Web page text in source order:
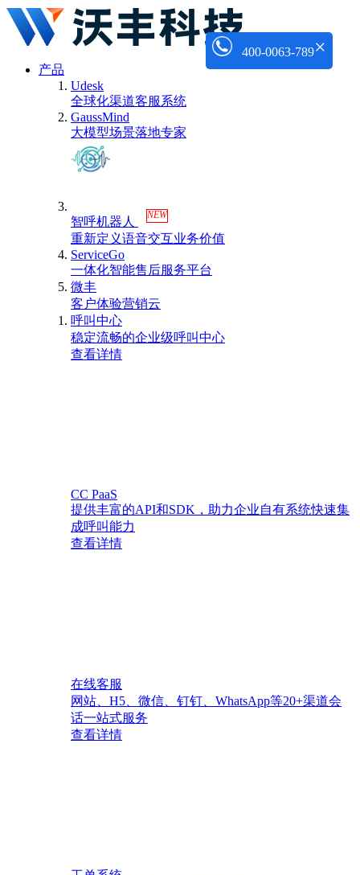
产品
Udesk
全球化渠道客服系统
GaussMind
大模型场景落地专家
智呼机器人 NEW
重新定义语音交互业务价值
ServiceGo
一体化智能售后服务平台
微丰
客户体验营销云
呼叫中心
稳定流畅的企业级呼叫中心
查看详情
CC PaaS
提供丰富的API和SDK，助力企业自有系统快速集
成呼叫能力
查看详情
在线客服
网站、H5、微信、钉钉、WhatsApp等20+渠道会
话一站式服务
查看详情
400-0063-789×